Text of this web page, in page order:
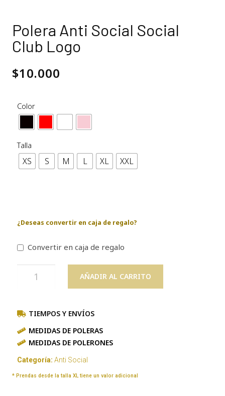
Polera Anti Social Social
Club Logo
$10.000
Color
Talla
XS S M L XL XXL
¿Deseas convertir en caja de regalo?
Convertir en caja de regalo
AÑADIR AL CARRITO
TIEMPOS Y ENVÍOS
MEDIDAS DE POLERAS
MEDIDAS DE POLERONES
Categoría: Anti Social
* Prendas desde la talla XL tiene un valor adicional